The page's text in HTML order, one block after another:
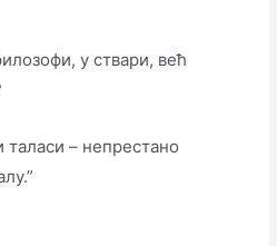
у ствари, већ
– непрестано